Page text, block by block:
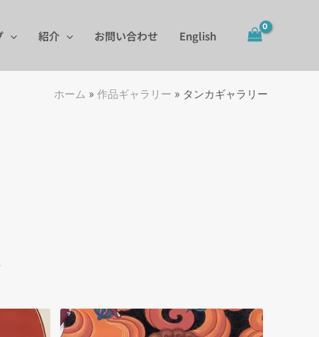
紹介 お問い合わせ English
ホーム » 作品ギャラリー » タンカギャラリー